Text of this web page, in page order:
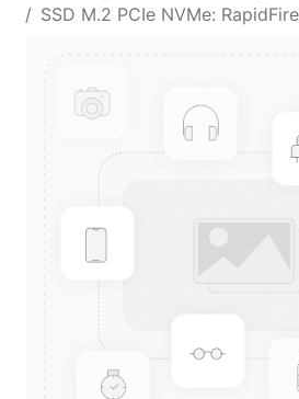
SSD M.2 PCIe NVMe: